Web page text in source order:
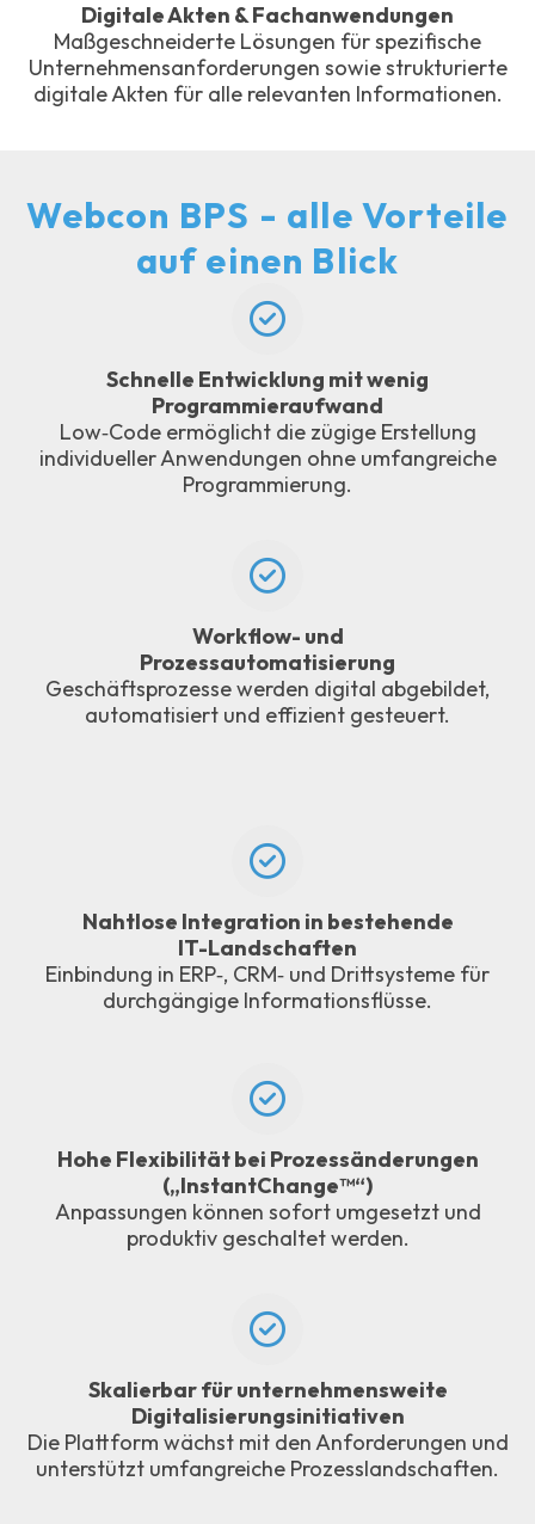
Digitale Akten & Fachanwendungen
Maßgeschneiderte Lösungen für spezifische
Unternehmensanforderungen sowie strukturierte
digitale Akten für alle relevanten Informationen.
Webcon BPS - alle Vorteile
auf einen Blick
Schnelle Entwicklung mit wenig
Programmieraufwand
Low‑Code ermöglicht die zügige Erstellung
individueller Anwendungen ohne umfangreiche
Programmierung.
Workflow- und
Prozessautomatisierung
Geschäftsprozesse werden digital abgebildet,
automatisiert und effizient gesteuert.
Nahtlose Integration in bestehende
IT-Landschaften
Einbindung in ERP‑, CRM‑ und Drittsysteme für
durchgängige Informationsflüsse.
Hohe Flexibilität bei Prozessänderungen
(„InstantChange™“)
Anpassungen können sofort umgesetzt und
produktiv geschaltet werden.
Skalierbar für unternehmensweite
Digitalisierungsinitiativen
Die Plattform wächst mit den Anforderungen und
unterstützt umfangreiche Prozesslandschaften.